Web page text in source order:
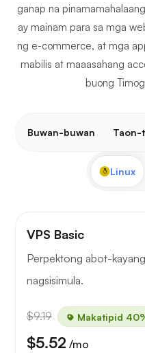
ganap na
ay mainam para sa mga
ng e-commerce, at mga
mabilis at maaasahang
buong
Buwan-buwan Taon-
Linux
VPS Basic
Perpektong abot-
nagsisimula.
$9.19 Makatipid
$5.52 /mo